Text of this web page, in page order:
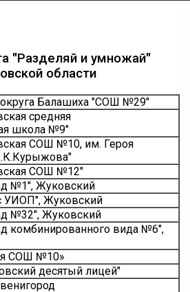
"Разделяй и умножай"
области
Балашиха "СОШ №29"
средняя
школа №9"
СОШ №10, им. Героя
СОШ №12"
№1", Жуковский
Жуковский
№32", Жуковский
комбинированного вида №6",
СОШ №10»
десятый лицей"